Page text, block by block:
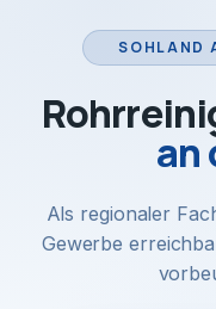
SOHLAND
an
Als regionaler
Gewerbe